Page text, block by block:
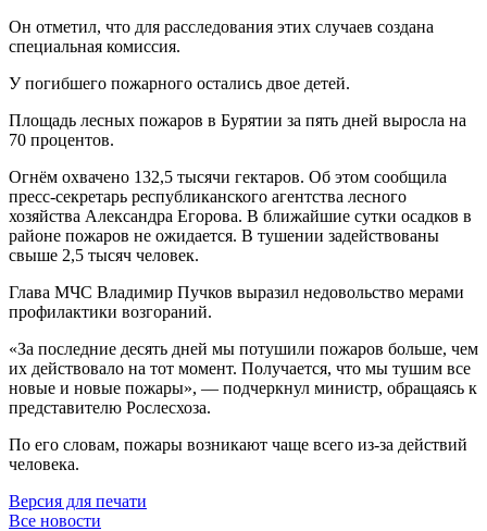
Он отметил, что для расследования этих случаев создана
специальная комиссия.
У погибшего пожарного остались двое детей.
Площадь лесных пожаров в Бурятии за пять дней выросла на
70 процентов.
Огнём охвачено 132,5 тысячи гектаров. Об этом сообщила
пресс-секретарь республиканского агентства лесного
хозяйства Александра Егорова. В ближайшие сутки осадков в
районе пожаров не ожидается. В тушении задействованы
свыше 2,5 тысяч человек.
Глава МЧС Владимир Пучков выразил недовольство мерами
профилактики возгораний.
«За последние десять дней мы потушили пожаров больше, чем
их действовало на тот момент. Получается, что мы тушим все
новые и новые пожары», — подчеркнул министр, обращаясь к
представителю Рослесхоза.
По его словам, пожары возникают чаще всего из-за действий
человека.
Версия для печати
Все новости